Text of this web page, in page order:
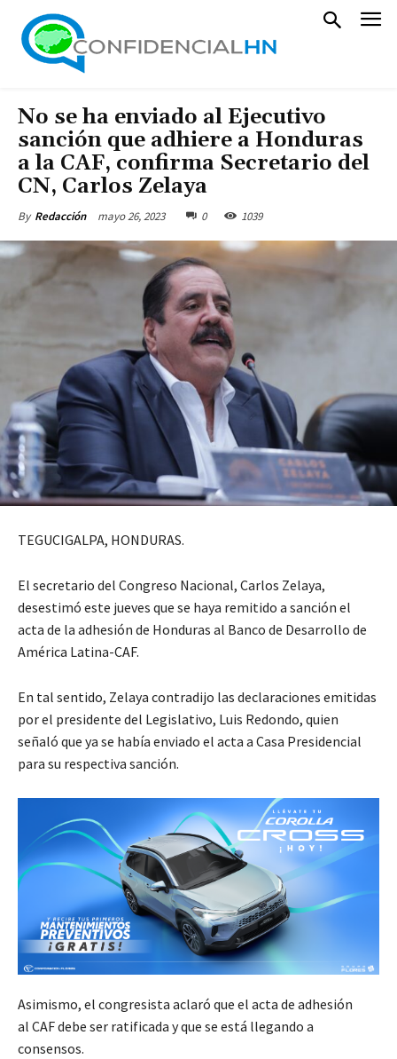
No se ha enviado al Ejecutivo
sanción que adhiere a Honduras
a la CAF, confirma Secretario del
CN, Carlos Zelaya
By Redacción mayo 26, 2023 0 1039
TEGUCIGALPA, HONDURAS.
El secretario del Congreso Nacional, Carlos Zelaya,
desestimó este jueves que se haya remitido a sanción el
acta de la adhesión de Honduras al Banco de Desarrollo de
América Latina-CAF.
En tal sentido, Zelaya contradijo las declaraciones emitidas
por el presidente del Legislativo, Luis Redondo, quien
señaló que ya se había enviado el acta a Casa Presidencial
para su respectiva sanción.
Asimismo, el congresista aclaró que el acta de adhesión
al CAF debe ser ratificada y que se está llegando a
consensos.